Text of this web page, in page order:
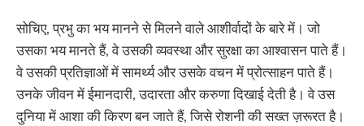
सोचिए, प्रभु का भय मानने से मिलने वाले आशीर्वादों के बारे में। जो
उसका भय मानते हैं, वे उसकी व्यवस्था और सुरक्षा का आश्वासन पाते हैं।
वे उसकी प्रतिज्ञाओं में सामर्थ्य और उसके वचन में प्रोत्साहन पाते हैं।
उनके जीवन में ईमानदारी, उदारता और करुणा दिखाई देती है। वे उस
दुनिया में आशा की किरण बन जाते हैं, जिसे रोशनी की सख्त ज़रूरत है।